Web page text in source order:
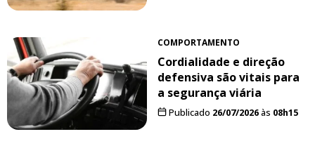
COMPORTAMENTO
Cordialidade e direção
defensiva são vitais para
a segurança viária
Publicado 26/07/2026às 08h15